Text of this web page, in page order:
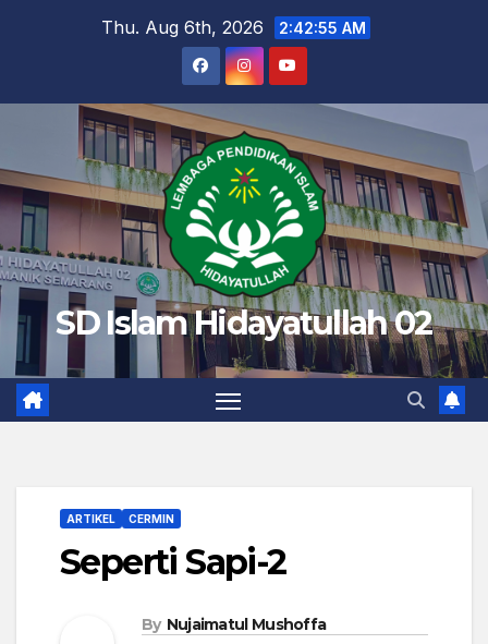
Thu. Aug 6th, 2026 2:42:56 AM
SD Islam Hidayatullah 02
ARTIKEL CERMIN
Seperti Sapi-2
By Nujaimatul Mushoffa